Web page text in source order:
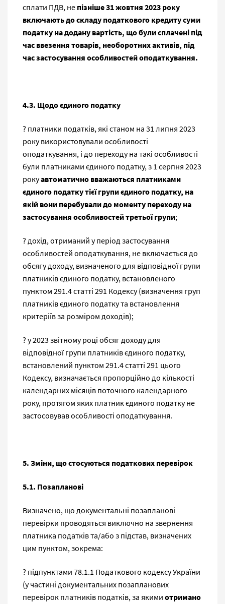
сплати ПДВ, не пізніше 31 жовтня 2023 року
включають до складу податкового кредиту суми
податку на додану вартість, що були сплачені під
час ввезення товарів, необоротних активів, під
час застосування особливостей оподаткування.
4.3. Щодо єдиного податку
? платники податків, які станом на 31 липня 2023
року використовували особливості
оподаткування, і до переходу на такі особливості
були платниками єдиного податку, з 1 серпня 2023
рокуавтоматично вважаються платниками
єдиного податку тієї групи єдиного податку, на
якій вони перебували до моменту переходу на
застосування особливостей третьої групи;
? дохід, отриманий у період застосування
особливостей оподаткування, не включається до
обсягу доходу, визначеного для відповідної групи
платників єдиного податку, встановленого
пунктом 291.4 статті 291 Кодексу (визначення груп
платників єдиного податку та встановлення
критеріїв за розміром доходів);
? у 2023 звітному році обсяг доходу для
відповідної групи платників єдиного податку,
встановлений пунктом 291.4 статті 291 цього
Кодексу, визначається пропорційно до кількості
календарних місяців поточного календарного
року, протягом яких платник єдиного податку не
застосовував особливості оподаткування.
5. Зміни, що стосуються податкових перевірок
5.1. Позапланові
Визначено, що документальні позапланові
перевірки проводяться виключно на звернення
платника податків та/або з підстав, визначених
цим пунктом, зокрема:
? підпунктами 78.1.1 Податкового кодексу України
(у частині документальних позапланових
перевірок платників податків, за якими отримано